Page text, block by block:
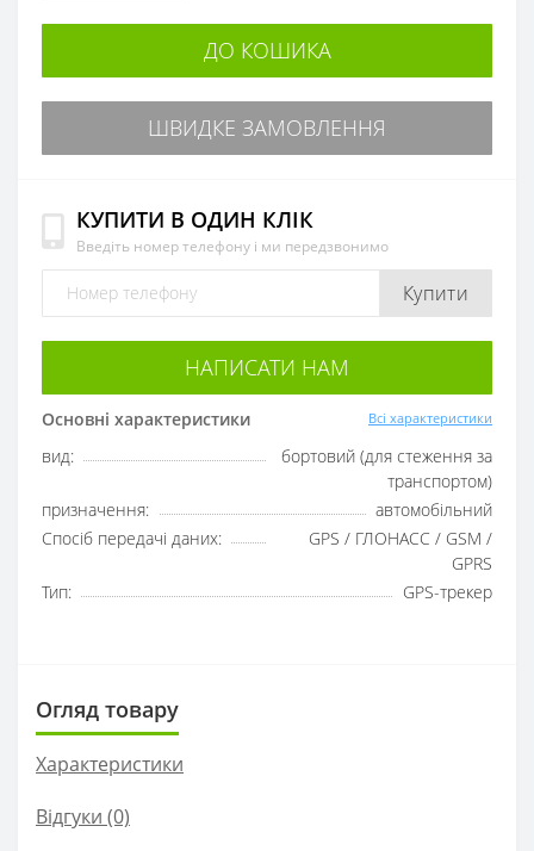
ДО КОШИКА
ШВИДКЕ ЗАМОВЛЕННЯ
КУПИТИ В ОДИН КЛІК
Введіть номер телефону і ми передзвонимо
Купити
НАПИСАТИ НАМ
Основні характеристики Всі характеристики
вид:
бортовий (для стеження за
транспортом)
призначення:
автомобільний
Спосіб передачі даних:
GPS / ГЛОНАСС / GSM /
GPRS
Тип:
GPS-трекер
Огляд товару
Характеристики
Відгуки (0)